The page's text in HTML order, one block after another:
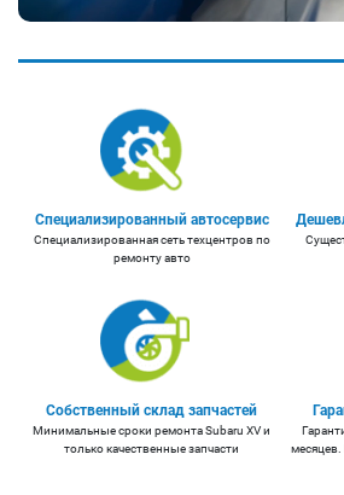
Специализированный автосервис
Специализированная сеть техцентров по
ремонту авто
Собственный склад запчастей
Минимальные сроки ремонта Subaru XV и
только качественные запчасти